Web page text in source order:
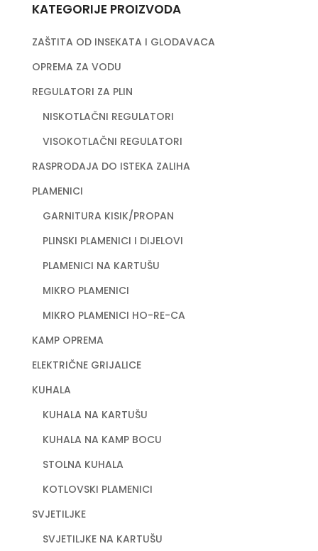
KATEGORIJE PROIZVODA
ZAŠTITA OD INSEKATA I GLODAVACA
OPREMA ZA VODU
REGULATORI ZA PLIN
NISKOTLAČNI REGULATORI
VISOKOTLAČNI REGULATORI
RASPRODAJA DO ISTEKA ZALIHA
PLAMENICI
GARNITURA KISIK/PROPAN
PLINSKI PLAMENICI I DIJELOVI
PLAMENICI NA KARTUŠU
MIKRO PLAMENICI
MIKRO PLAMENICI HO-RE-CA
KAMP OPREMA
ELEKTRIČNE GRIJALICE
KUHALA
KUHALA NA KARTUŠU
KUHALA NA KAMP BOCU
STOLNA KUHALA
KOTLOVSKI PLAMENICI
SVJETILJKE
SVJETILJKE NA KARTUŠU